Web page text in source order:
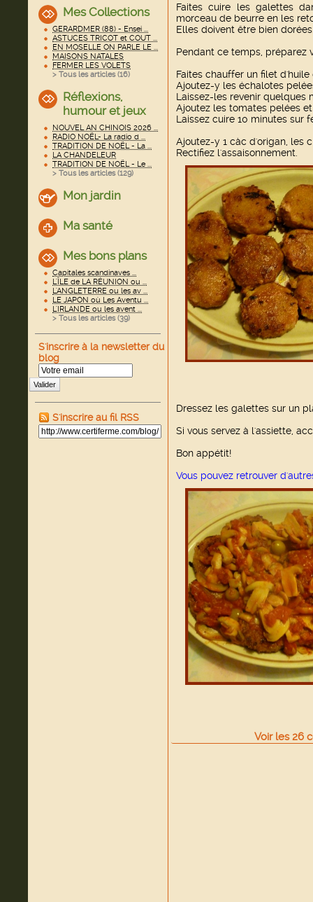
Mes Collections
GERARDMER (88) - Ensei ...
ASTUCES TRICOT et COUT ...
EN MOSELLE ON PARLE LE ...
MAISONS NATALES
FERMER LES VOLETS
> Tous les articles (16)
Réflexions,
humour et jeux
NOUVEL AN CHINOIS 2026 ...
RADIO NOËL- La radio d ...
TRADITION DE NOËL - La ...
LA CHANDELEUR
TRADITION DE NOËL - Le ...
> Tous les articles (129)
Mon jardin
Ma santé
Mes bons plans
Capitales scandinaves ...
L'ÎLE de LA RÉUNION ou ...
L'ANGLETERRE ou les av ...
LE JAPON où Les Aventu ...
L'IRLANDE ou les avent ...
> Tous les articles (39)
S'inscrire à la newsletter du
blog
Valider
S'inscrire au fil RSS
Faites cuire les galettes
morceau de beurre en les
Elles doivent être bien
Pendant ce temps, préparez
Faites chauffer un filet
Ajoutez-y les échalotes
Laissez-les revenir quelques
Ajoutez les tomates pelées
Laissez cuire 10 minutes sur
Ajoutez-y 1 càc d'origan, les
Rectifiez l'assaisonnement.
Dressez les galettes sur un
Si vous servez à l'assiette,
Bon appétit!
Vous pouvez retrouver
Voir les26